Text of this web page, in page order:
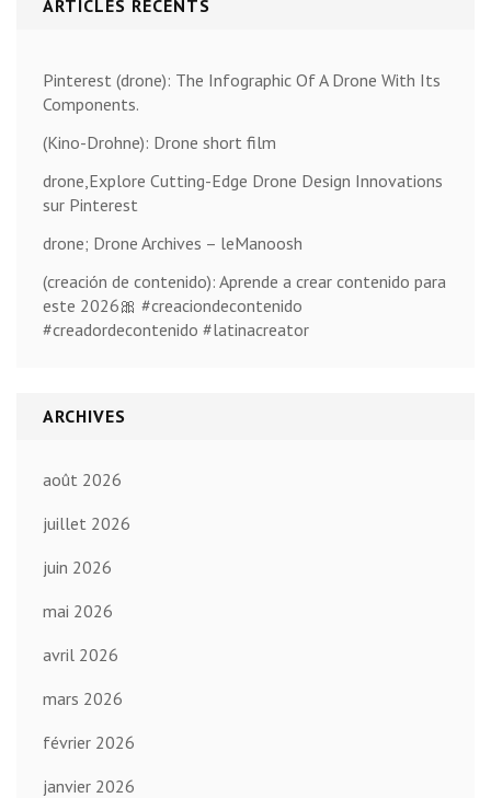
ARTICLES RÉCENTS
Pinterest (drone): The Infographic Of A Drone With Its
Components.
(Kino-Drohne): Drone short film
drone,Explore Cutting-Edge Drone Design Innovations
sur Pinterest
drone; Drone Archives – leManoosh
(creación de contenido): Aprende a crear contenido para
este 2026🎀 #creaciondecontenido
#creadordecontenido #latinacreator
ARCHIVES
août 2026
juillet 2026
juin 2026
mai 2026
avril 2026
mars 2026
février 2026
janvier 2026